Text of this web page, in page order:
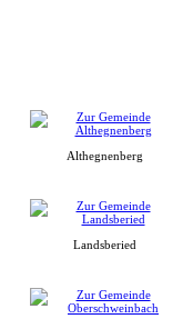
Althegnenberg
Landsberied